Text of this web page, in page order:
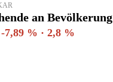
an Bevölkerung
-7,89 % · 2,8 %